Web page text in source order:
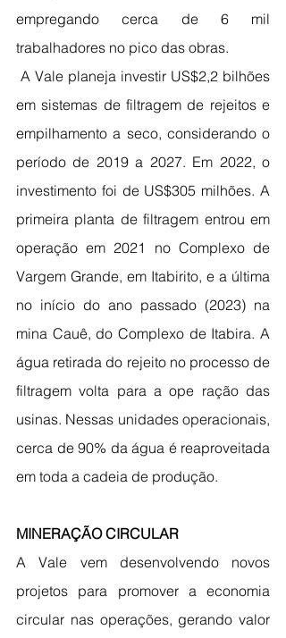
empregando cerca de 6 mil
trabalhadores no pico das obras.
em sistemas de filtragem de rejeitos e
empilhamento a seco, considerando o
período de 2019 a 2027. Em 2022, o
investimento foi de US$305 milhões. A
primeira planta de filtragem entrou em
operação em 2021 no Complexo de
Vargem Grande, em Itabirito, e a última
no início do ano passado (2023) na
mina Cauê, do Complexo de Itabira. A
água retirada do rejeito no processo de
filtragem volta para a ope ração das
usinas. Nessas unidades operacionais,
cerca de 90% da água é reaproveitada
em toda a cadeia de produção.
MINERAÇÃO CIRCULAR
A Vale vem desenvolvendo novos
projetos para promover a economia
circular nas operações, gerando valor